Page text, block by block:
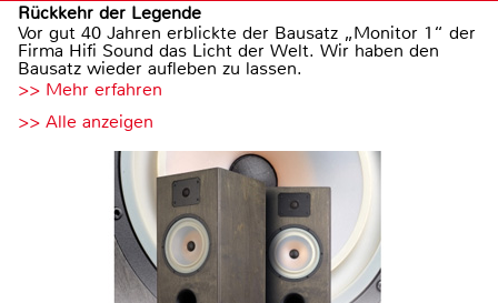
Rückkehr der Legende
Vor gut 40 Jahren erblickte der Bausatz „Monitor 1“ der
Firma Hifi Sound das Licht der Welt. Wir haben den
Bausatz wieder aufleben zu lassen.
>> Mehr erfahren
>> Alle anzeigen